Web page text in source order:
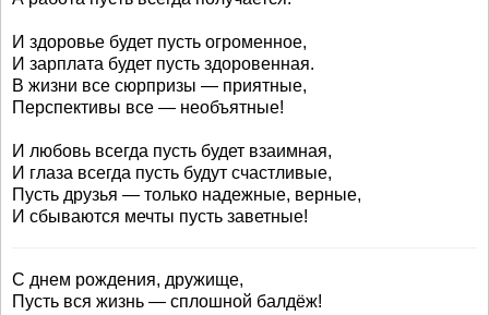
И здоровье будет пусть огроменное,
И зарплата будет пусть здоровенная.
В жизни все сюрпризы — приятные,
Перспективы все — необъятные!
И любовь всегда пусть будет взаимная,
И глаза всегда пусть будут счастливые,
Пусть друзья — только надежные, верные,
И сбываются мечты пусть заветные!
С днем рождения, дружище,
Пусть вся жизнь — сплошной балдёж!